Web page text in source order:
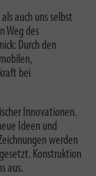
auch uns selbst
Weg des
Durch den
bei
Innovationen.
Ideen und
werden
Konstruktion
aus.